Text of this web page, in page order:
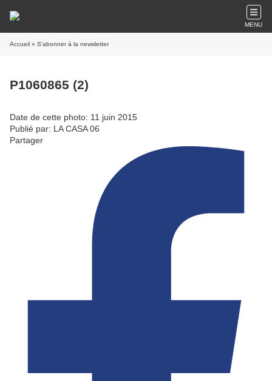
MENU
Accueil » S'abonner à la newsletter
P1060865 (2)
Date de cette photo: 11 juin 2015
Publié par: LA CASA 06
Partager